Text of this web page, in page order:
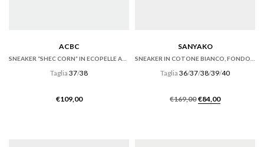
ACBC
Taglia 37/38
€109,00
SANYAKO
Taglia 36/37/38/39/40
€169,00 Il
€84,00Il